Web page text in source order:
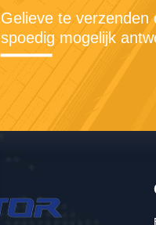
Gelieve te verzenden
spoedig mogelijk